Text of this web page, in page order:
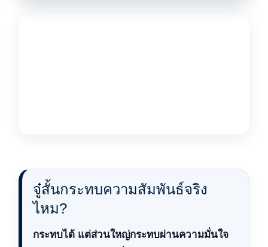
จู๋สั้นกระทบความสัมพันธ์จริง
ไหม?
กระทบได้ แต่ส่วนใหญ่กระทบผ่านความมั่นใจ